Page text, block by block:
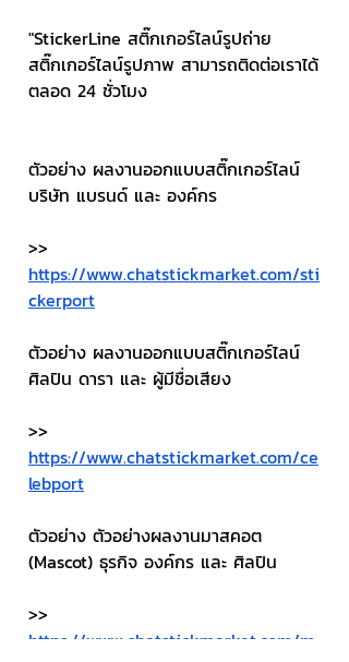
"StickerLine สติ๊กเกอร์ไลน์รูปถ่าย
สติ๊กเกอร์ไลน์รูปภาพ สามารถติดต่อเราได้
ตลอด 24 ชั่วโมง
ตัวอย่าง ผลงานออกแบบสติ๊กเกอร์ไลน์
บริษัท แบรนด์ และ องค์กร
>>
https://www.chatstickmarket.com/sti
ckerport
ตัวอย่าง ผลงานออกแบบสติ๊กเกอร์ไลน์
ศิลปิน ดารา และ ผู้มีชื่อเสียง
>>
https://www.chatstickmarket.com/ce
lebport
ตัวอย่าง ตัวอย่างผลงานมาสคอต
(Mascot) ธุรกิจ องค์กร และ ศิลปิน
>>
https://www.chatstickmarket.com/m